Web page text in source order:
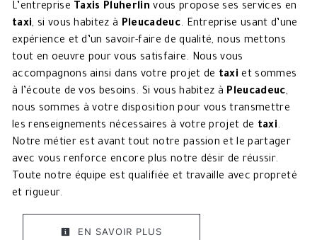
L’entreprise Taxis Pluherlin vous propose ses services en
taxi, si vous habitez à Pleucadeuc. Entreprise usant d’une
expérience et d’un savoir-faire de qualité, nous mettons
tout en oeuvre pour vous satisfaire. Nous vous
accompagnons ainsi dans votre projet de taxi et sommes
à l’écoute de vos besoins. Si vous habitez à Pleucadeuc,
nous sommes à votre disposition pour vous transmettre
les renseignements nécessaires à votre projet de taxi.
Notre métier est avant tout notre passion et le partager
avec vous renforce encore plus notre désir de réussir.
Toute notre équipe est qualifiée et travaille avec propreté
et rigueur.
EN SAVOIR PLUS